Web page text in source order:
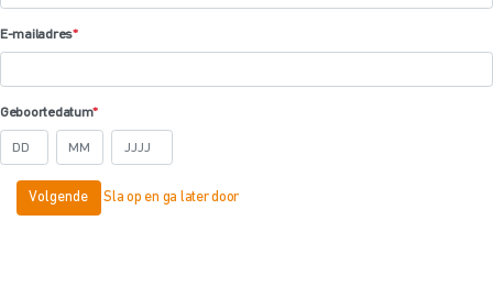
E-mailadres*
Geboortedatum*
Sla op en ga later door